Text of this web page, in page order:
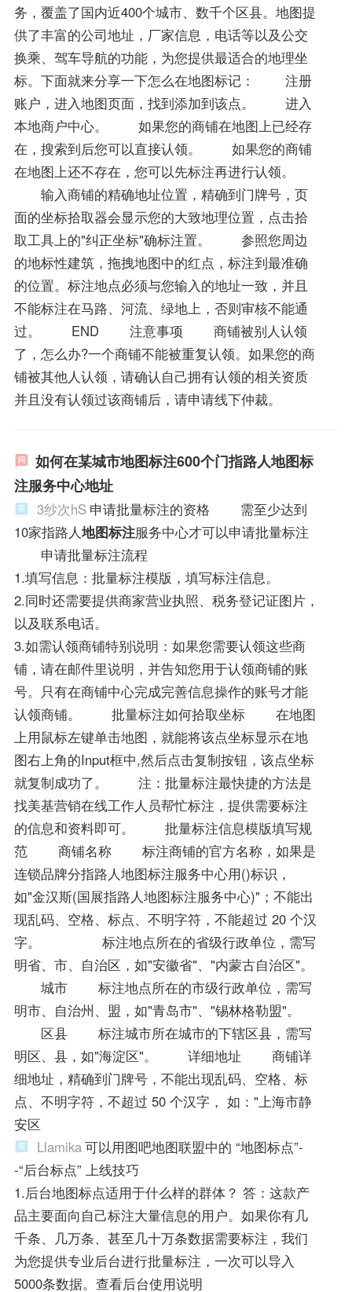
务，覆盖了国内近400个城市、数千个区县。地图提
供了丰富的公司地址，厂家信息，电话等以及公交
换乘、驾车导航的功能，为您提供最适合的地理坐
标。下面就来分享一下怎么在地图标记： 注册
账户，进入地图页面，找到添加到该点。 进入
本地商户中心。 如果您的商铺在地图上已经存
在，搜索到后您可以直接认领。 如果您的商铺
在地图上还不存在，您可以先标注再进行认领。
输入商铺的精确地址位置，精确到门牌号，页
面的坐标拾取器会显示您的大致地理位置，点击拾
取工具上的"纠正坐标"确标注置。 参照您周边
的地标性建筑，拖拽地图中的红点，标注到最准确
的位置。标注地点必须与您输入的地址一致，并且
不能标注在马路、河流、绿地上，否则审核不能通
过。 END 注意事项 商铺被别人认领
了，怎么办?一个商铺不能被重复认领。如果您的商
铺被其他人认领，请确认自己拥有认领的相关资质
并且没有认领过该商铺后，请申请线下仲裁。
如何在某城市地图标注600个门指路人地图标
注服务中心地址
3纱次hS 申请批量标注的资格 需至少达到
10家指路人地图标注服务中心才可以申请批量标注
申请批量标注流程
1.填写信息：批量标注模版，填写标注信息。
2.同时还需要提供商家营业执照、税务登记证图片，
以及联系电话。
3.如需认领商铺特别说明：如果您需要认领这些商
铺，请在邮件里说明，并告知您用于认领商铺的账
号。只有在商铺中心完成完善信息操作的账号才能
认领商铺。 批量标注如何拾取坐标 在地图
上用鼠标左键单击地图，就能将该点坐标显示在地
图右上角的Input框中,然后点击复制按钮，该点坐标
就复制成功了。 注：批量标注最快捷的方法是
找美基营销在线工作人员帮忙标注，提供需要标注
的信息和资料即可。 批量标注信息模版填写规
范 商铺名称 标注商铺的官方名称，如果是
连锁品牌分指路人地图标注服务中心用()标识，
如"金汉斯(国展指路人地图标注服务中心)"；不能出
现乱码、空格、标点、不明字符，不能超过 20 个汉
字。 标注地点所在的省级行政单位，需写
明省、市、自治区，如"安徽省"、"内蒙古自治区"。
城市 标注地点所在的市级行政单位，需写
明市、自治州、盟，如"青岛市"、"锡林格勒盟"。
区县 标注城市所在城市的下辖区县，需写
明区、县，如"海淀区"。 详细地址 商铺详
细地址，精确到门牌号，不能出现乱码、空格、标
点、不明字符，不超过 50 个汉字， 如："上海市静
安区
Llamika可以用图吧地图联盟中的 “地图标点”-
-“后台标点” 上线技巧
1.后台地图标点适用于什么样的群体？ 答：这款产
品主要面向自己标注大量信息的用户。如果你有几
千条、几万条、甚至几十万条数据需要标注，我们
为您提供专业后台进行批量标注，一次可以导入
5000条数据。查看后台使用说明